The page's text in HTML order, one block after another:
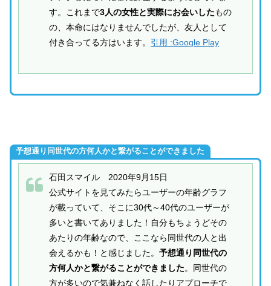
す。これまで3人の女性と実際にお会いしたもの
の、本命にはなりませんでしたが、友人として
付き合ってる方はいます。 引用 :Google Play
予想通り同世代の方何人かと繋がることができました
石田スマイル 2020年9月15日
公式サイトを見てみたらユーザーの年齢グラフ
が載っていて、そこに30代～40代のユーザーが
多いと書いてありました！自分もちょうどその
あたりの年齢なので、ここなら同世代の人と出
会えるかも！と感じました。予想通り同世代の
方何人かと繋がることができました。同世代の
方が多いので気兼ねなく話したりアプローチで